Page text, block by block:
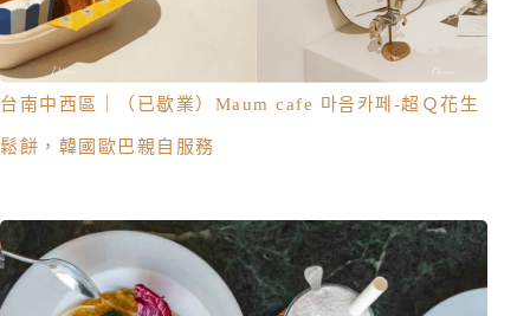
台南中西區｜（已歇業）Maum cafe 마음카페-超Ｑ花生
鬆餅，韓國歐巴親自服務